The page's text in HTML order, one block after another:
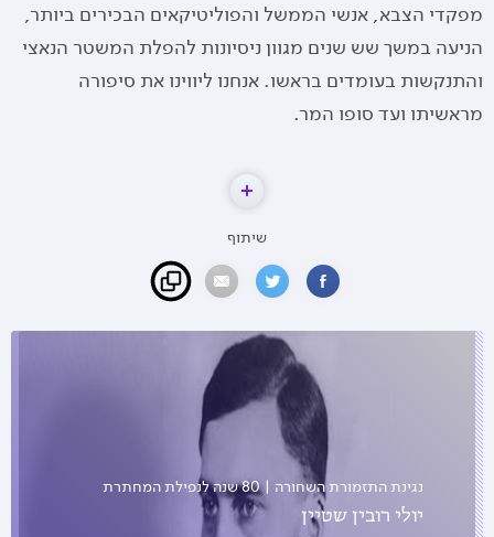
מפקדי הצבא, אנשי הממשל והפוליטיקאים הבכירים ביותר,
הניעה במשך שש שנים מגוון ניסיונות להפלת המשטר הנאצי
והתנקשות בעומדים בראשו. אנחנו ליווינו את סיפורה
מראשיתו ועד סופו המר.
שיתוף
נגינת התזמורת השחורה | 80 שנה לנפילת המחתרת
האנטי נאצית בגרמניה
יולי רובין שטיין